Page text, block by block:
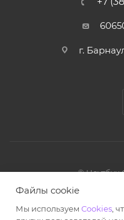
г.
© Ноутбук
Интернет-магазин
Powered
Файлы cookie
Мы используем Cookies ,